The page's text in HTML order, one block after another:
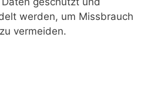
werden, um Missbrauch
vermeiden.